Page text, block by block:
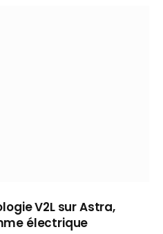
V2L sur Astra,
électrique